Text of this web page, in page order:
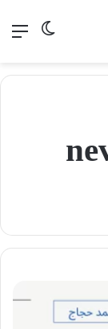
الوضع